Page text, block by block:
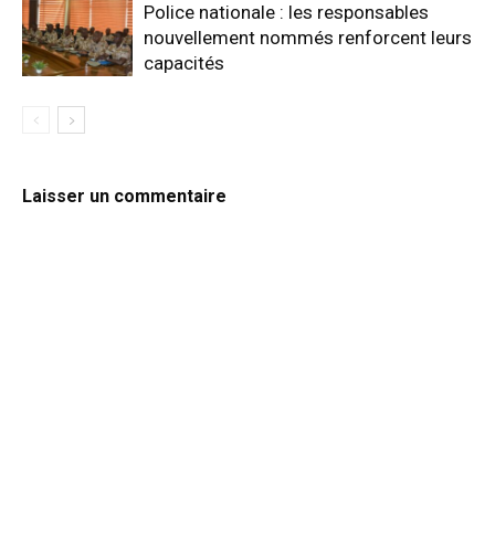
Police nationale : les responsables
nouvellement nommés renforcent leurs
capacités
Laisser un commentaire